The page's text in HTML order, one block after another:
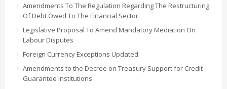
Amendments To The Regulation Regarding The Restructuring
Of Debt Owed To The Financial Sector
Legislative Proposal To Amend Mandatory Mediation On
Labour Disputes
Foreign Currency Exceptions Updated
Amendments to the Decree on Treasury Support for Credit
Guarantee Institutions